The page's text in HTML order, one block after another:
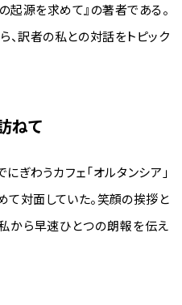
起源を求めて』の著者である。
、訳者の私との対話をトピック
ねて
ぎわうカフェ「オルタンシア」
て対面していた。笑顔の挨拶と
から早速ひとつの朗報を伝え